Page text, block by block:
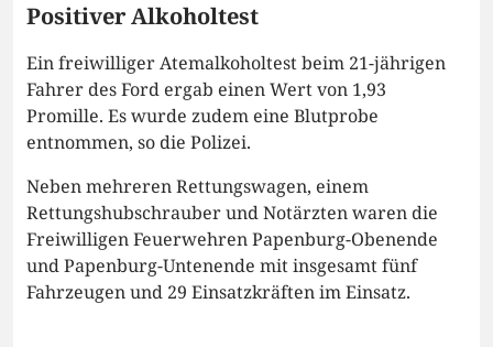
Positiver Alkoholtest
Ein freiwilliger Atemalkoholtest beim 21-jährigen
Fahrer des Ford ergab einen Wert von 1,93
Promille. Es wurde zudem eine Blutprobe
entnommen, so die Polizei.
Neben mehreren Rettungswagen, einem
Rettungshubschrauber und Notärzten waren die
Freiwilligen Feuerwehren Papenburg-Obenende
und Papenburg-Untenende mit insgesamt fünf
Fahrzeugen und 29 Einsatzkräften im Einsatz.